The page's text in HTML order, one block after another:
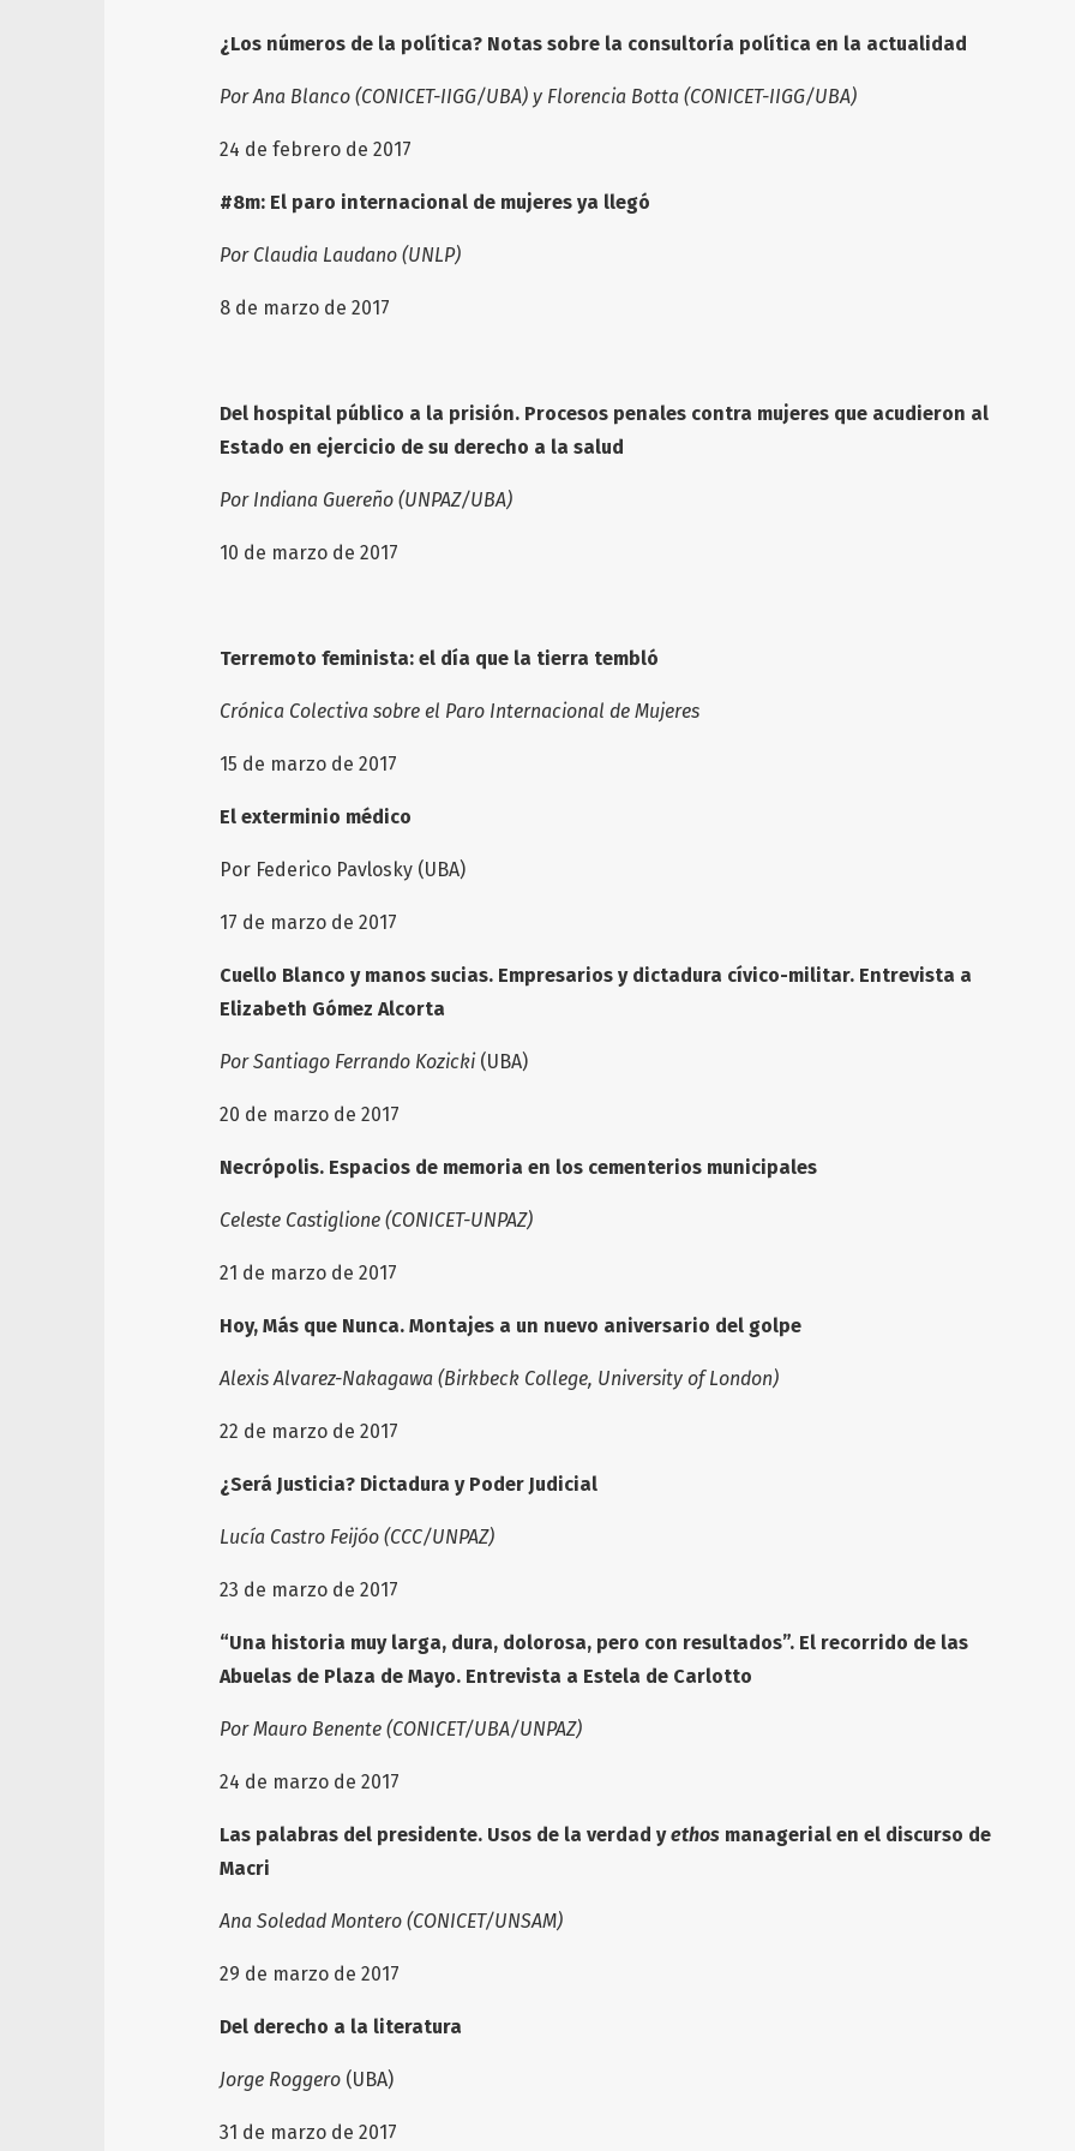
¿Los números de la política? Notas sobre la consultoría política en la actualidad
Por Ana Blanco (CONICET-IIGG/UBA) y Florencia Botta (CONICET-IIGG/UBA)
24 de febrero de 2017
#8m: El paro internacional de mujeres ya llegó
Por Claudia Laudano (UNLP)
8 de marzo de 2017
Del hospital público a la prisión. Procesos penales contra mujeres que acudieron al
Estado en ejercicio de su derecho a la salud
Por Indiana Guereño (UNPAZ/UBA)
10 de marzo de 2017
Terremoto feminista: el día que la tierra tembló
Crónica Colectiva sobre el Paro Internacional de Mujeres
15 de marzo de 2017
El exterminio médico
Por Federico Pavlosky (UBA)
17 de marzo de 2017
Cuello Blanco y manos sucias. Empresarios y dictadura cívico-militar. Entrevista a
Elizabeth Gómez Alcorta
Por Santiago Ferrando Kozicki (UBA)
20 de marzo de 2017
Necrópolis. Espacios de memoria en los cementerios municipales
Celeste Castiglione (CONICET-UNPAZ)
21 de marzo de 2017
Hoy, Más que Nunca. Montajes a un nuevo aniversario del golpe
Alexis Alvarez-Nakagawa (Birkbeck College, University of London)
22 de marzo de 2017
¿Será Justicia? Dictadura y Poder Judicial
Lucía Castro Feijóo (CCC/UNPAZ)
23 de marzo de 2017
“Una historia muy larga, dura, dolorosa, pero con resultados”. El recorrido de las
Abuelas de Plaza de Mayo. Entrevista a Estela de Carlotto
Por Mauro Benente (CONICET/UBA/UNPAZ)
24 de marzo de 2017
Las palabras del presidente. Usos de la verdad yethos managerial en el discurso de
Macri
Ana Soledad Montero (CONICET/UNSAM)
29 de marzo de 2017
Del derecho a la literatura
Jorge Roggero (UBA)
31 de marzo de 2017